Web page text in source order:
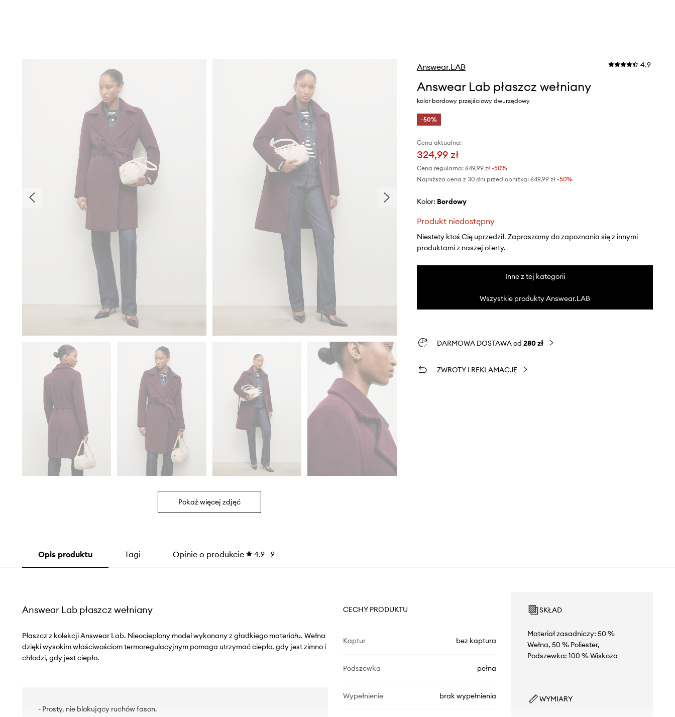
Pokaż więcej zdjęć
Answear.LAB 4.9
Answear Lab płaszcz wełniany
kolor bordowy przejściowy dwurzędowy
-50%
Cena aktualna:
324,99 zł
Cena regularna: 649,99 zł-50%
Najniższa cena z 30 dni przed obniżką: 649,99 zł -50%
Kolor: bordowy
Produkt niedostępny
Niestety ktoś Cię uprzedził. Zapraszamy do zapoznania się z innymi
produktami z naszej oferty.
Inne z tej kategorii
Wszystkie produkty Answear.LAB
DARMOWA DOSTAWA od 280 zł
ZWROTY I REKLAMACJE
Opis produktu Tagi Opinie o produkcie 4.9 9
Answear Lab płaszcz wełniany
Płaszcz z kolekcji Answear Lab. Nieocieplony model wykonany z gładkiego materiału. Wełna
dzięki wysokim właściwościom termoregulacyjnym pomaga utrzymać ciepło, gdy jest zimno i
chłodzi, gdy jest ciepło.
- Prosty, nie blokujący ruchów fason.
CECHY PRODUKTU
Kaptur bez kaptura
Podszewka pełna
Wypełnienie brak wypełnienia
SKŁAD
Materiał zasadniczy: 50 %
Wełna, 50 % Poliester,
Podszewka: 100 % Wiskoza
WYMIARY